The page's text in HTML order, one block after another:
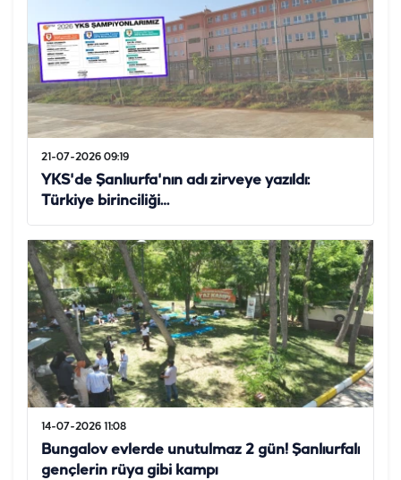
21-07-2026 09:19
YKS'de Şanlıurfa'nın adı zirveye yazıldı:
Türkiye birinciliği…
14-07-2026 11:08
Bungalov evlerde unutulmaz 2 gün! Şanlıurfalı
gençlerin rüya gibi kampı